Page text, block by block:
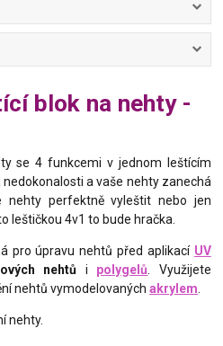
blok na nehty -
se 4 funkcemi v jednom leštícím
nedokonalosti a vaše nehty zanechá
nehty perfektně vyleštit nebo jen
leštičkou 4v1 to bude hračka.
pro úpravu nehtů před aplikací UV
nehtů i polygelů . Využijete
nehtů vymodelovanýchakrylem
nehty.